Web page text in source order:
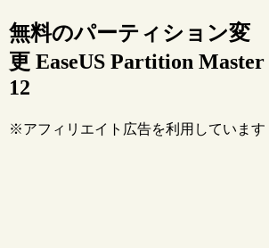
無料のパーティション変
更 EaseUS Partition Master
12
※アフィリエイト広告を利用しています